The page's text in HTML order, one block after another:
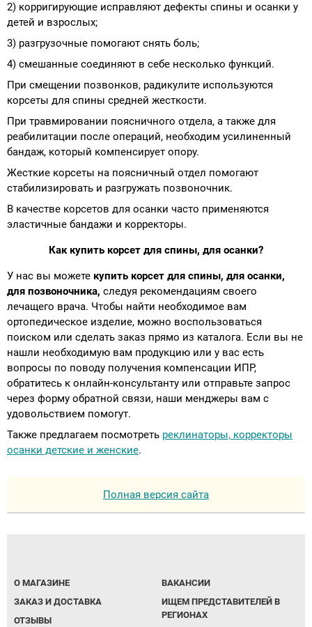
2) корригирующие исправляют дефекты спины и осанки у
детей и взрослых;
3) разгрузочные помогают снять боль;
4) смешанные соединяют в себе несколько функций.
При смещении позвонков, радикулите используются
корсеты для спины средней жесткости.
При травмировании поясничного отдела, а также для
реабилитации после операций, необходим усилиненный
бандаж, который компенсирует опору.
Жесткие корсеты на поясничный отдел помогают
стабилизировать и разгружать позвоночник.
В качестве корсетов для осанки часто применяются
эластичные бандажи и корректоры.
Как купить корсет для спины, для осанки?
У нас вы можете купить корсет для спины, для осанки,
для позвоночника, следуя рекомендациям своего
лечащего врача. Чтобы найти необходимое вам
ортопедическое изделие, можно воспользоваться
поиском или сделать заказ прямо из каталога. Если вы не
нашли необходимую вам продукцию или у вас есть
вопросы по поводу получения компенсации ИПР,
обратитесь к онлайн-консультанту или отправьте запрос
через форму обратной связи, наши менджеры вам с
удовольствием помогут.
Также предлагаем посмотреть реклинаторы, корректоры
осанки детские и женские.
Полная версия сайта
О МАГАЗИНЕ
ЗАКАЗ И ДОСТАВКА
ОТЗЫВЫ
ВАКАНСИИ
ИЩЕМ ПРЕДСТАВИТЕЛЕЙ В
РЕГИОНАХ